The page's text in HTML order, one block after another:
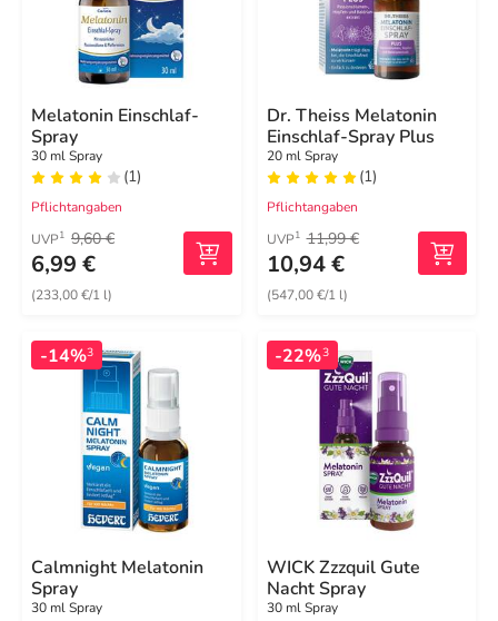
Melatonin Einschlaf-
Spray
30 ml Spray
(1)
Pflichtangaben
UVP1 9,60 €
6,99 €
(233,00 €/1 l)
Dr. Theiss Melatonin
Einschlaf-Spray Plus
20 ml Spray
(1)
Pflichtangaben
UVP1 11,99 €
10,94 €
(547,00 €/1 l)
-14%3
Calmnight Melatonin
Spray
30 ml Spray
-22%3
WICK Zzzquil Gute
Nacht Spray
30 ml Spray